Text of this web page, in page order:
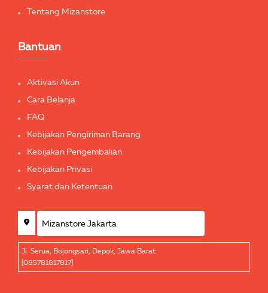
Tentang Mizanstore
Bantuan
Aktivasi Akun
Cara Belanja
FAQ
Kebijakan Pengiriman Barang
Kebijakan Pengembalian
Kebijakan Privasi
Syarat dan Ketentuan
Jl. Serua, Bojongsari, Depok, Jawa Barat.
[085781817817]